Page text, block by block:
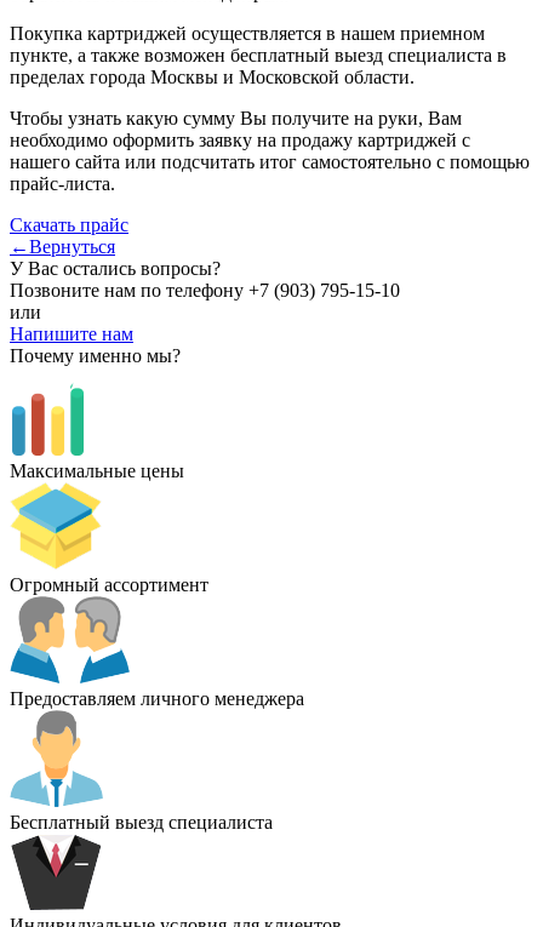
Покупка картриджей осуществляется в нашем приемном
пункте, а также возможен бесплатный выезд специалиста в
пределах города Москвы и Московской области.
Чтобы узнать какую сумму Вы получите на руки, Вам
необходимо оформить заявку на продажу картриджей с
нашего сайта или подсчитать итог самостоятельно с помощью
прайс-листа.
Скачать прайс
←Вернуться
У Вас остались вопросы?
Позвоните нам по телефону +7 (903) 795-15-10
или
Напишите нам
Почему именно мы?
Максимальные цены
Огромный ассортимент
Предоставляем личного менеджера
Бесплатный выезд специалиста